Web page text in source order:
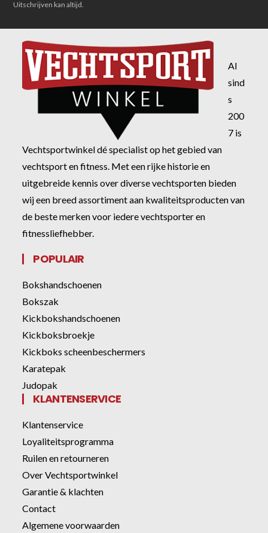
Uitschrijven kan altijd.
Al
sind
s
200
7 is
Vechtsportwinkel dé specialist op het gebied van
vechtsport en fitness. Met een rijke historie en
uitgebreide kennis over diverse vechtsporten bieden
wij een breed assortiment aan kwaliteitsproducten van
de beste merken voor iedere vechtsporter en
fitnessliefhebber.
POPULAIR
Bokshandschoenen
Bokszak
Kickbokshandschoenen
Kickboksbroekje
Kickboks scheenbeschermers
Karatepak
Judopak
KLANTENSERVICE
Klantenservice
Loyaliteitsprogramma
Ruilen en retourneren
Over Vechtsportwinkel
Garantie & klachten
Contact
Algemene voorwaarden